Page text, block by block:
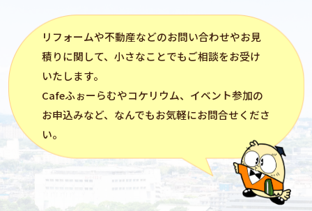
リフォームや不動産などのお問い合わせやお見
積りに関して、小さなことでもご相談をお受け
いたします。
Cafeふぉーらむやコケリウム、イベント参加の
お申込みなど、なんでもお気軽にお問合せくださ
い。